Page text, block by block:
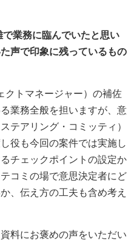
業務に臨んでいたと思い
声で印象に残っているもの
クトマネージャー）の補佐
業務全般を担いますが、 意
テアリング・コミッティ）
役も今回の案件では実施し
チェックポイントの設定か
コミの場で意思決定者にど
、伝え方の工夫も含め考え
料にお褒めの声をいただい